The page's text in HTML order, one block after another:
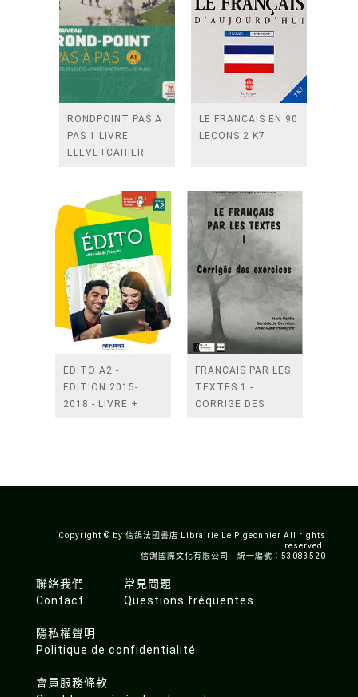
RONDPOINT PAS A
PAS 1 LIVRE
ELEVE+CAHIER
LE FRANCAIS EN 90
LECONS 2 K7
EDITO A2 -
EDITION 2015-
2018 - LIVRE +
FRANCAIS PAR LES
TEXTES 1 -
CORRIGE DES
Copyright © by 信鴿法國書店 Librairie Le Pigeonnier All rights
reserved.
信鴿國際文化有限公司 統一編號：53083520
聯絡我們
Contact
常見問題
Questions fréquentes
隱私權聲明
Politique de confidentialité
會員服務條款